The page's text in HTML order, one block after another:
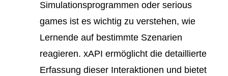
Simulationsprogrammen oder serious
games ist es wichtig zu verstehen, wie
Lernende auf bestimmte Szenarien
reagieren. xAPI ermöglicht die detaillierte
Erfassung dieser Interaktionen und bietet